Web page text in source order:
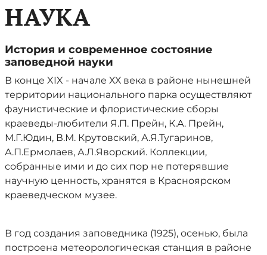
НАУКА
История и современное состояние
заповедной науки
В конце XIX - начале ХХ века в районе нынешней
территории национального парка осуществляют
фаунистические и флористические сборы
краеведы-любители Я.П. Прейн, К.А. Прейн,
М.Г.Юдин, В.М. Крутовский, А.Я.Тугаринов,
А.П.Ермолаев, А.Л.Яворский. Коллекции,
собранные ими и до сих пор не потерявшие
научную ценность, хранятся в Красноярском
краеведческом музее.
В год создания заповедника (1925), осенью, была
построена метеорологическая станция в районе